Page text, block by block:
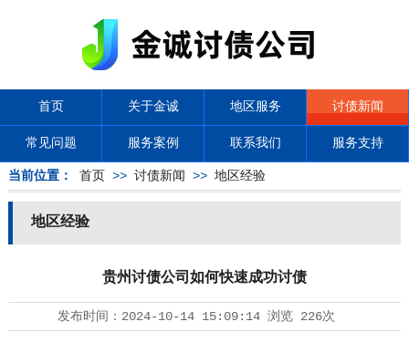
首页 关于金诚 地区服务 讨债新闻
常见问题 服务案例 联系我们 服务支持
当前位置： 首页 >> 讨债新闻 >> 地区经验
地区经验
贵州讨债公司如何快速成功讨债
发布时间： 2024-10-14 15:09:14浏览 226次